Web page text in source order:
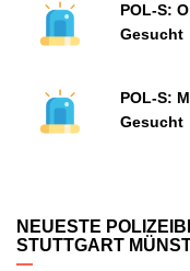
POL-S:
Gesucht
POL-S:
Gesucht
NEUESTE
STUTTGART